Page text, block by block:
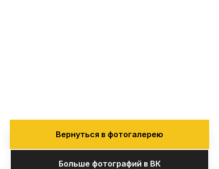
Вернуться в фотогалерею
Больше фотографий в ВК